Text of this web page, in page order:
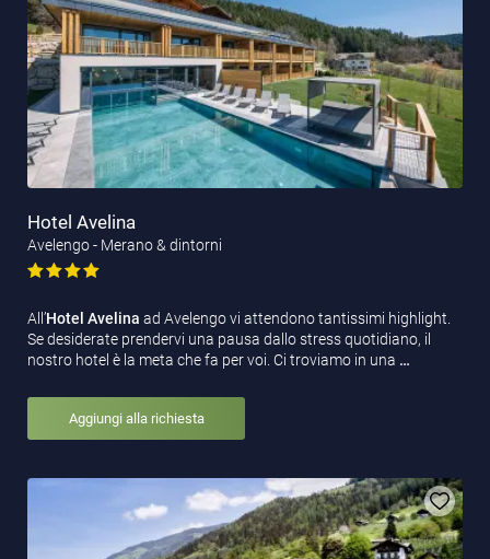
Hotel Avelina
Avelengo - Merano & dintorni
All’Hotel Avelina ad Avelengo vi attendono tantissimi highlight.
Se desiderate prendervi una pausa dallo stress quotidiano, il
nostro hotel è la meta che fa per voi. Ci troviamo in una …
Aggiungi alla richiesta